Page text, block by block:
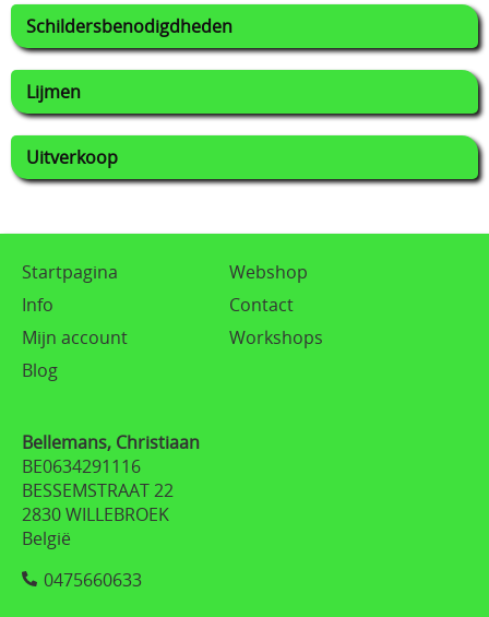
Schildersbenodigdheden
Lijmen
Uitverkoop
Startpagina
Webshop
Info
Contact
Mijn account
Workshops
Blog
Bellemans, Christiaan
BE0634291116
BESSEMSTRAAT 22
2830 WILLEBROEK
België
0475660633